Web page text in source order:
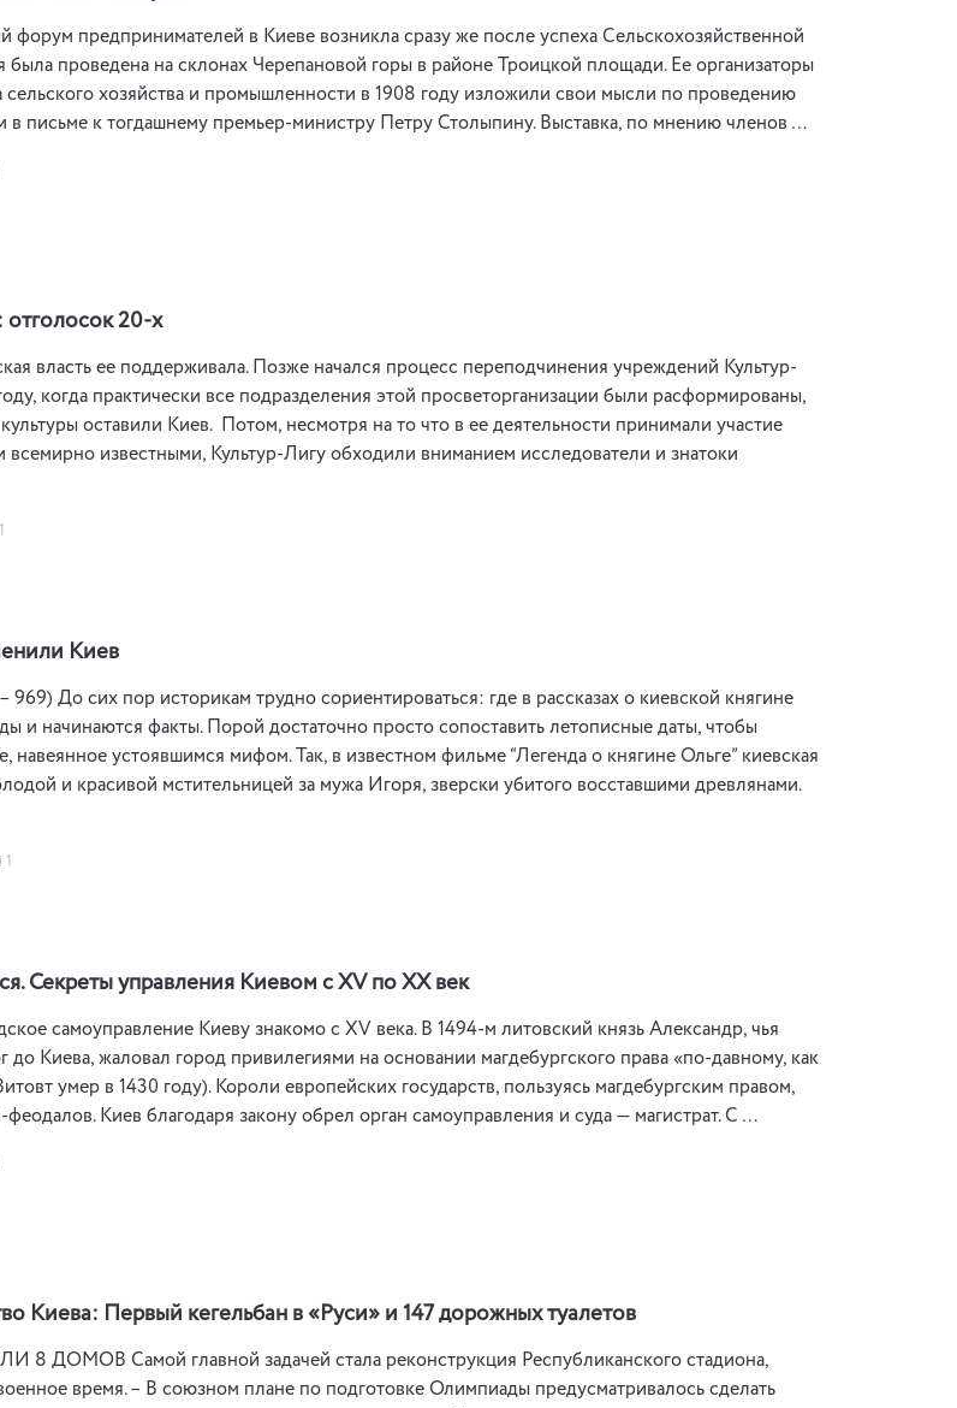
форум предпринимателей в Киеве возникла сразу же после успеха Сельскохозяйственной
была проведена на склонах Черепановой горы в районе Троицкой площади. Ее организаторы
сельского хозяйства и промышленности в 1908 году изложили свои мысли по проведению
в письме к тогдашнему премьер-министру Петру Столыпину. Выставка, по мнению членов …
отголосок 20-х
власть ее поддерживала. Позже начался процесс переподчинения учреждений Культур-
когда практически все подразделения этой просветорганизации были расформированы,
оставили Киев. Потом, несмотря на то что в ее деятельности принимали участие
всемирно известными, Культур-Лигу обходили вниманием исследователи и знатоки
Киев
До сих пор историкам трудно сориентироваться: где в рассказах о киевской княгине
и начинаются факты. Порой достаточно просто сопоставить летописные даты, чтобы
навеянное устоявшимся мифом. Так, в известном фильме “Легенда о княгине Ольге” киевская
и красивой мстительницей за мужа Игоря, зверски убитого восставшими древлянами.
Секреты управления Киевом с XV по ХХ век
самоуправление Киеву знакомо с XV века. В 1494-м литовский князь Александр, чья
до Киева, жаловал город привилегиями на основании магдебургского права «по-давному, как
умер в 1430 году). Короли европейских государств, пользуясь магдебургским правом,
Киев благодаря закону обрел орган самоуправления и суда — магистрат. С …
Киева: Первый кегельбан в «Руси» и 147 дорожных туалетов
Самой главной задачей стала реконструкция Республиканского стадиона,
время. – В союзном плане по подготовке Олимпиады предусматривалось сделать